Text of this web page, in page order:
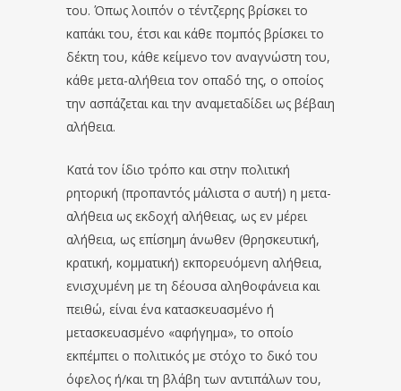
του. Όπως λοιπόν ο τέντζερης βρίσκει το
καπάκι του, έτσι και κάθε πομπός βρίσκει το
δέκτη του, κάθε κείμενο τον αναγνώστη του,
κάθε μετα-αλήθεια τον οπαδό της, ο οποίος
την ασπάζεται και την αναμεταδίδει ως βέβαιη
αλήθεια.
Κατά τον ίδιο τρόπο και στην πολιτική
ρητορική (προπαντός μάλιστα σ αυτή) η μετα-
αλήθεια ως εκδοχή αλήθειας, ως εν μέρει
αλήθεια, ως επίσημη άνωθεν (θρησκευτική,
κρατική, κομματική) εκπορευόμενη αλήθεια,
ενισχυμένη με τη δέουσα αληθοφάνεια και
πειθώ, είναι ένα κατασκευασμένο ή
μετασκευασμένο «αφήγημα», το οποίο
εκπέμπει ο πολιτικός με στόχο το δικό του
όφελος ή/και τη βλάβη των αντιπάλων του,